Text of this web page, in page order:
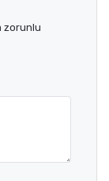
zorunlu